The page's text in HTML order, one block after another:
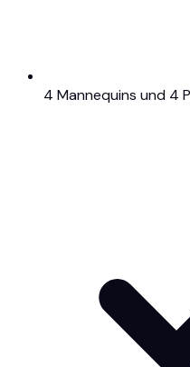
4 Mannequins und 4